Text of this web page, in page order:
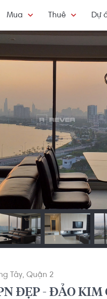
Mua Thuê Dự
Tây Quận 2
ĐẸP - ĐẢO KIM